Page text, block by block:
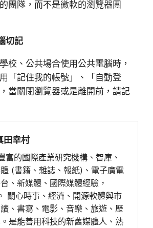
團隊，而不是微軟的瀏覽器團
切記
校、公共場合使用公共電腦時，
「記住我的帳號」、「自動登
當關閉瀏覽器或是離開前，請記
田幸村
富的國際產業研究機構、智庫、
(書籍、雜誌、報紙)、電子廣電
、新媒體、國際媒體經驗，
關心時事、經濟、開源軟體與市
、書寫、電影、音樂、旅遊、歷
是能善用科技的新舊媒體人、熟